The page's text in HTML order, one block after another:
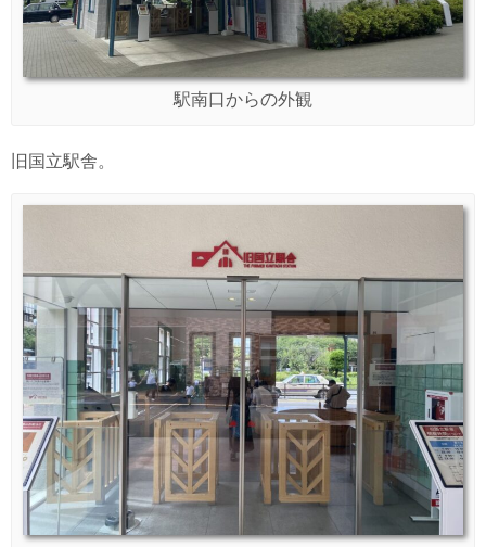
駅南口からの外観
旧国立駅舎。